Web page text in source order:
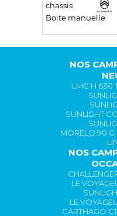
chassis
Boite manuelle
NOS
LMC H 630
SUNLIGHT
MORELO 90 G
NOS
LE
LE
CARTHAGO